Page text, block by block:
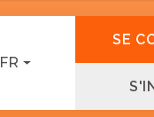
FR
SE